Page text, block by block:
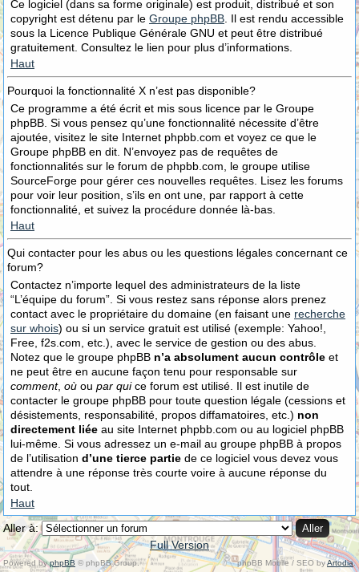
Ce logiciel (dans sa forme originale) est produit, distribué et son
copyright est détenu par le Groupe phpBB . Il est rendu accessible
sous la Licence Publique Générale GNU et peut être distribué
gratuitement. Consultez le lien pour plus d’informations.
Haut
Pourquoi la fonctionnalité X n’est pas disponible?
Ce programme a été écrit et mis sous licence par le Groupe
phpBB. Si vous pensez qu’une fonctionnalité nécessite d’être
ajoutée, visitez le site Internet phpbb.com et voyez ce que le
Groupe phpBB en dit. N’envoyez pas de requêtes de
fonctionnalités sur le forum de phpbb.com, le groupe utilise
SourceForge pour gérer ces nouvelles requêtes. Lisez les forums
pour voir leur position, s’ils en ont une, par rapport à cette
fonctionnalité, et suivez la procédure donnée là-bas.
Haut
Qui contacter pour les abus ou les questions légales concernant ce
forum?
Contactez n’importe lequel des administrateurs de la liste
“L’équipe du forum”. Si vous restez sans réponse alors prenez
contact avec le propriétaire du domaine (en faisant une recherche
sur whois) ou si un service gratuit est utilisé (exemple: Yahoo!,
Free, f2s.com, etc.), avec le service de gestion ou des abus.
Notez que le groupe phpBB n’a absolument aucun contrôle et
ne peut être en aucune façon tenu pour responsable sur
comment, où ou par quice forum est utilisé. Il est inutile de
contacter le groupe phpBB pour toute question légale (cessions et
désistements, responsabilité, propos diffamatoires, etc.) non
directement liée au site Internet phpbb.com ou au logiciel phpBB
lui-même. Si vous adressez un e-mail au groupe phpBB à propos
de l’utilisation d’une tierce partie de ce logiciel vous devez vous
attendre à une réponse très courte voire à aucune réponse du
tout.
Haut
Aller à:
Full Version
Powered byphpBB © phpBB Group. phpBB Mobile / SEO byArtodia.